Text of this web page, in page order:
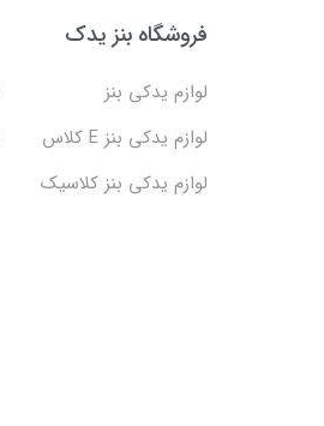
فروشگاه بنز یدک
لوازم یدکی بنز
لوازم یدکی بنز E کلاس
لوازم یدکی بنز کلاسیک